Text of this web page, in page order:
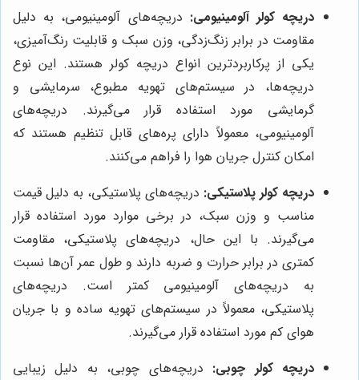
دریچه کولر آلومینیومی: دریچه‌های آلومینیومی، به دلیل
مقاومت در برابر زنگ‌زدگی، وزن سبک و قابلیت رنگ‌آمیزی،
یکی از پرکاربردترین انواع دریچه کولر هستند. این نوع
دریچه‌ها، در سیستم‌های تهویه مطبوع، سرمایشی و
گرمایشی مورد استفاده قرار می‌گیرند. دریچه‌های
آلومینیومی، معمولاً دارای پره‌های قابل تنظیم هستند که
امکان کنترل جریان هوا را فراهم می‌کنند.
دریچه کولر پلاستیکی: دریچه‌های پلاستیکی، به دلیل قیمت
مناسب و وزن سبک، در برخی موارد مورد استفاده قرار
می‌گیرند. با این حال، دریچه‌های پلاستیکی، مقاومت
کمتری در برابر حرارت و ضربه دارند و طول عمر آن‌ها نسبت
به دریچه‌های آلومینیومی کمتر است. دریچه‌های
پلاستیکی، معمولاً در سیستم‌های تهویه ساده و با جریان
هوای کم مورد استفاده قرار می‌گیرند.
دریچه کولر چوبی: دریچه‌های چوبی، به دلیل زیبایی